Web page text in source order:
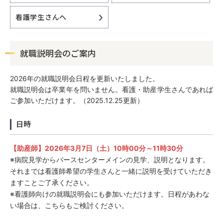
募集要項
看護学生さんへ
就職説明会のご案内
2026年の就職説明会日程を更新いたしました。
就職説明会は卒業年を問いません。看護・助産学生さんであれば
ご参加いただけます。（2025.12.25更新）
日時
【助産師】2026年3月7日（土）10時00分～11時30分
※病院見学からバースセンターメインの見学、説明となります。
それまでは看護師希望の学生さんと一緒に説明を受けていただき
ますことご了承ください。
※看護師向けの就職説明会にも参加いただけます。日程があわな
い場合は、こちらもご検討ください。